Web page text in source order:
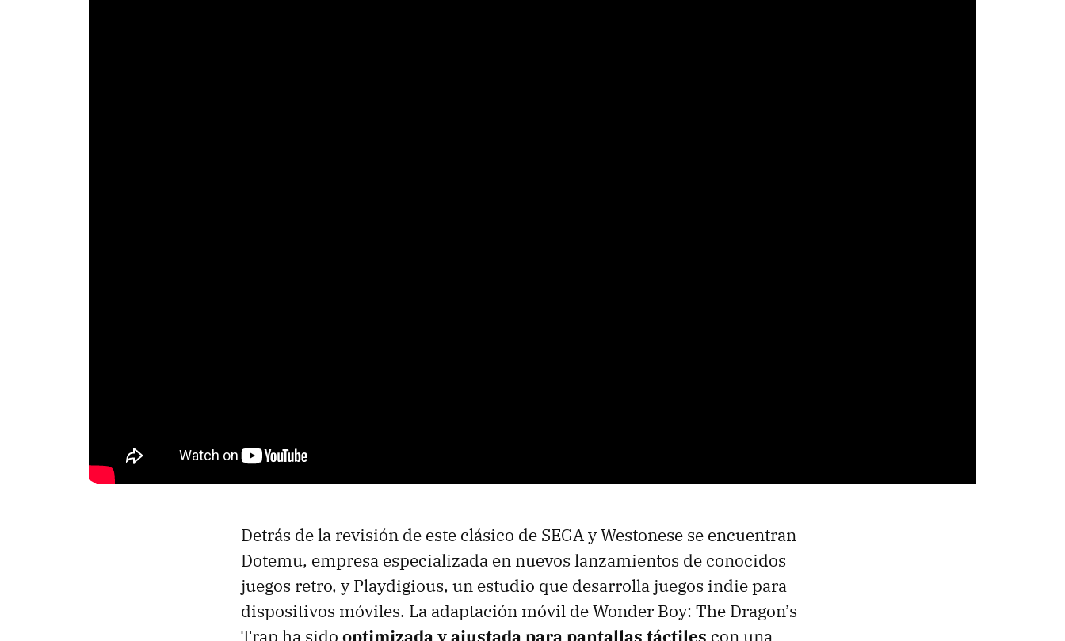
Detrás de la revisión de este clásico de SEGA y Westonese se encuentran
Dotemu, empresa especializada en nuevos lanzamientos de conocidos
juegos retro, y Playdigious, un estudio que desarrolla juegos indie para
dispositivos móviles. La adaptación móvil de Wonder Boy: The Dragon’s
Trap ha sido optimizada y ajustada para pantallas táctiles con una